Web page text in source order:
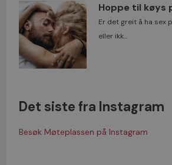
Hoppe til køys
Er det greit å ha sex
eller ikk...
Det siste fra Instagram
Besøk Møteplassen på Instagram